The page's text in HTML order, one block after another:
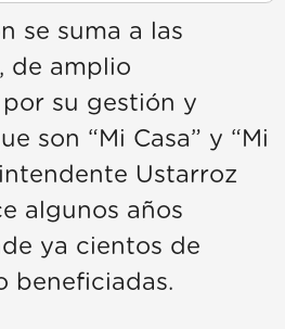
se suma a las
de amplio
su gestión y
son “Mi Casa” y “Mi
Ustarroz
algunos años
ya cientos de
beneficiadas.